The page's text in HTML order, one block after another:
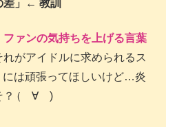
差」← 教訓
ファンの気持ちを上げる言葉
れがアイドルに求められるス
には頑張ってほしいけど…炎
そ？ (゚∀゚)